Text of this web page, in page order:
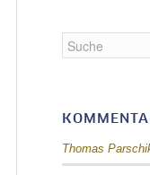
Thomas